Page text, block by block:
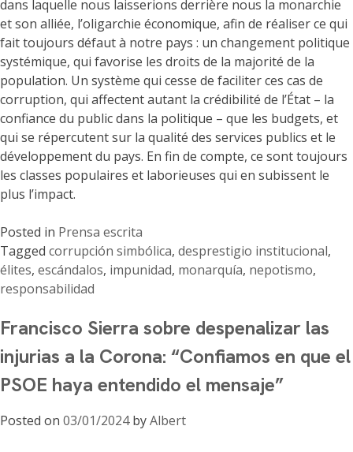
dans laquelle nous laisserions derrière nous la monarchie
et son alliée, l’oligarchie économique, afin de réaliser ce qui
fait toujours défaut à notre pays : un changement politique
systémique, qui favorise les droits de la majorité de la
population. Un système qui cesse de faciliter ces cas de
corruption, qui affectent autant la crédibilité de l’État – la
confiance du public dans la politique – que les budgets, et
qui se répercutent sur la qualité des services publics et le
développement du pays. En fin de compte, ce sont toujours
les classes populaires et laborieuses qui en subissent le
plus l’impact.
Posted in Prensa escrita
Tagged corrupción simbólica, desprestigio institucional,
élites, escándalos, impunidad, monarquía, nepotismo,
responsabilidad
Francisco Sierra sobre despenalizar las
injurias a la Corona: “Confiamos en que el
PSOE haya entendido el mensaje”
Posted on 03/01/2024byAlbert